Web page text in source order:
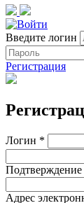
Введите логин
Регистрация
Логин *
Подтверждение
Адрес